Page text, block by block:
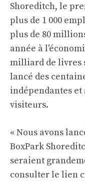
Shoreditch, le
plus de 1 000
plus de 80
année à
milliard de livres
lancé des
indépendantes
visiteurs.
« Nous avons
BoxPark
seraient
consulter le lien